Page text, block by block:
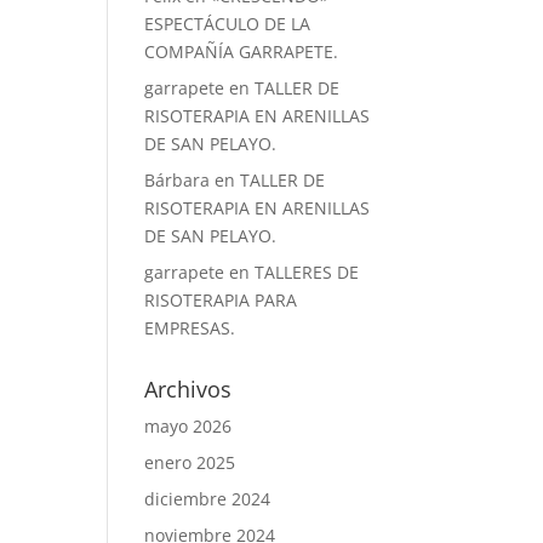
ESPECTÁCULO DE LA
COMPAÑÍA GARRAPETE.
garrapete enTALLER DE
RISOTERAPIA EN ARENILLAS
DE SAN PELAYO.
Bárbara enTALLER DE
RISOTERAPIA EN ARENILLAS
DE SAN PELAYO.
garrapete enTALLERES DE
RISOTERAPIA PARA
EMPRESAS.
Archivos
mayo 2026
enero 2025
diciembre 2024
noviembre 2024